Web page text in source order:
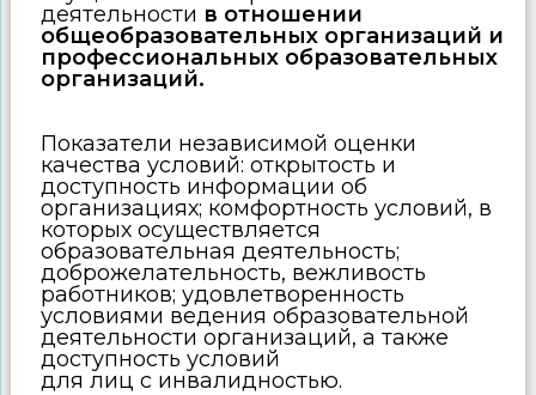
деятельности в отношении
общеобразовательных организаций и
профессиональных образовательных
организаций.
Показатели независимой оценки
качества условий: открытость и
доступность информации об
организациях; комфортность условий, в
которых осуществляется
образовательная деятельность;
доброжелательность, вежливость
работников; удовлетворенность
условиями ведения образовательной
деятельности организаций, а также
доступность условий
для лиц с инвалидностью.